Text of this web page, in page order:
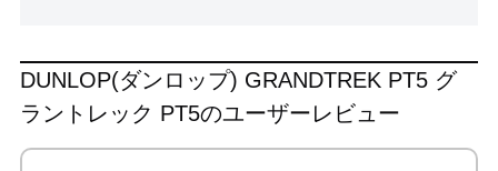
DUNLOP(ダンロップ) GRANDTREK PT5 グ
ラントレック PT5のユーザーレビュー